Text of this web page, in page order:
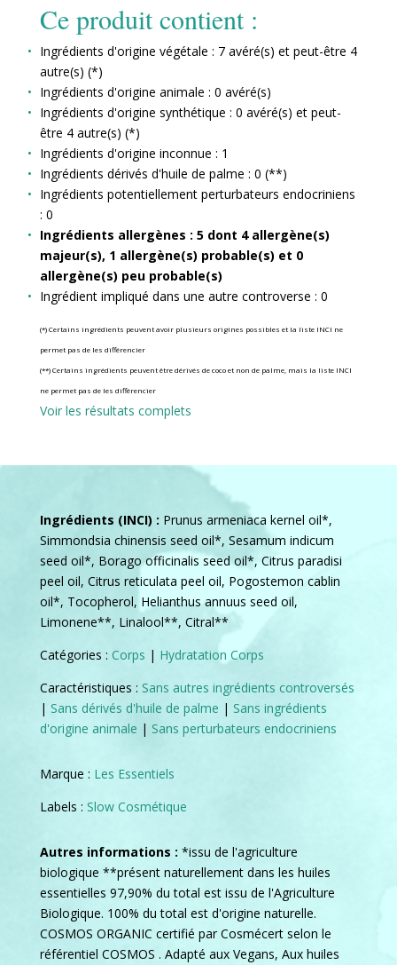
Ce produit contient :
Ingrédients d'origine végétale : 7 avéré(s) et peut-être 4
autre(s) (*)
Ingrédients d'origine animale : 0 avéré(s)
Ingrédients d'origine synthétique : 0 avéré(s) et peut-
être 4 autre(s) (*)
Ingrédients d'origine inconnue : 1
Ingrédients dérivés d'huile de palme : 0 (**)
Ingrédients potentiellement perturbateurs endocriniens
: 0
Ingrédients allergènes : 5 dont 4 allergène(s)
majeur(s), 1 allergène(s) probable(s) et 0
allergène(s) peu probable(s)
Ingrédient impliqué dans une autre controverse : 0
(*) Certains ingrédients peuvent avoir plusieurs origines possibles et la liste INCI ne
permet pas de les différencier
(**) Certains ingrédients peuvent être dérivés de coco et non de palme, mais la liste INCI
ne permet pas de les différencier
Voir les résultats complets
Ingrédients (INCI) : Prunus armeniaca kernel oil*,
Simmondsia chinensis seed oil*, Sesamum indicum
seed oil*, Borago officinalis seed oil*, Citrus paradisi
peel oil, Citrus reticulata peel oil, Pogostemon cablin
oil*, Tocopherol, Helianthus annuus seed oil,
Limonene**, Linalool**, Citral**
Catégories : Corps | Hydratation Corps
Caractéristiques : Sans autres ingrédients controversés
| Sans dérivés d'huile de palme | Sans ingrédients
d'origine animale | Sans perturbateurs endocriniens
Marque : Les Essentiels
Labels : Slow Cosmétique
Autres informations : *issu de l'agriculture
biologique **présent naturellement dans les huiles
essentielles 97,90% du total est issu de l'Agriculture
Biologique. 100% du total est d'origine naturelle.
COSMOS ORGANIC certifié par Cosmécert selon le
référentiel COSMOS . Adapté aux Vegans, Aux huiles